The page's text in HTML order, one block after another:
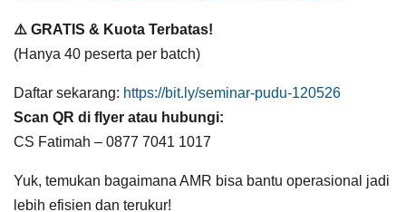
⚠️ GRATIS & Kuota Terbatas!
(Hanya 40 peserta per batch)
Daftar sekarang: https://bit.ly/seminar-pudu-120526
Scan QR di flyer atau hubungi:
CS Fatimah – 0877 7041 1017
Yuk, temukan bagaimana AMR bisa bantu operasional jadi
lebih efisien dan terukur!